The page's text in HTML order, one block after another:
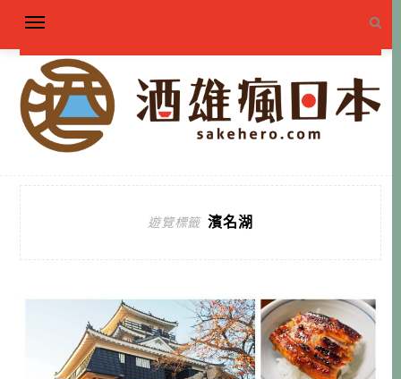
遊覽標籤 濱名湖